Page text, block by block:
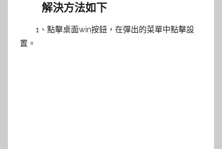
解決方法如下
1、點擊桌面win按鈕，在彈出的菜單中點擊設
置。